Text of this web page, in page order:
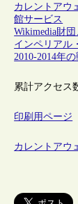
カレントアウ
館サービス
Wikimedia財
インペリアル
2010-2014年
累計アクセス
印刷用ページ
カレントアウ